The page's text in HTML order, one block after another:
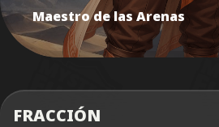
Maestro de las Arenas
FRACCIÓN